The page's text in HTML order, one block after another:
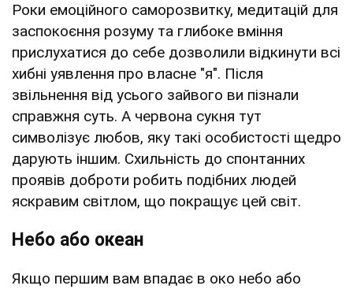
Роки емоційного саморозвитку, медитацій для
заспокоєння розуму та глибоке вміння
прислухатися до себе дозволили відкинути всі
хибні уявлення про власне "я". Після
звільнення від усього зайвого ви пізнали
справжня суть. А червона сукня тут
символізує любов, яку такі особистості щедро
дарують іншим. Схильність до спонтанних
проявів доброти робить подібних людей
яскравим світлом, що покращує цей світ.
Небо або океан
Якщо першим вам впадає в око небо або